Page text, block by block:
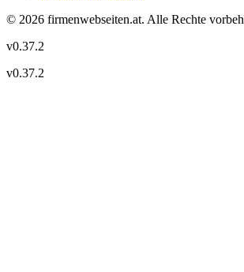
© 2026 firmenwebseiten.at. Alle Rechte
v0.37.2
v0.37.2